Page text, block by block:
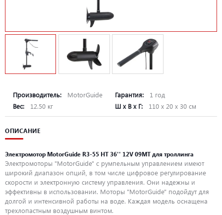
Производитель: MotorGuide Гарантия:
1 год
Вес:
12.50 кг Ш х В х Г: 110 х 20 х 30 см
ОПИСАНИЕ
Электромотор MotorGuide R3-55 HT 36'' 12V 09MT для троллинга
Электромоторы "MotorGuide" с румпельным управлением имеют
широкий диапазон опций, в том числе цифровое регулирование
скорости и электронную систему управления. Они надежны и
эффективны в использовании. Моторы "MotorGuide" подойдут для
долгой и интенсивной работы на воде. Каждая модель оснащена
трехлопастным воздушным винтом.